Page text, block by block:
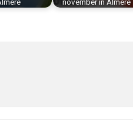
november in Almere